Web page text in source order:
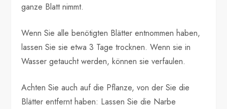
ganze Blatt nimmt.
Wenn Sie alle benötigten Blätter entnommen haben,
lassen Sie sie etwa 3 Tage trocknen. Wenn sie in
Wasser getaucht werden, können sie verfaulen.
Achten Sie auch auf die Pflanze, von der Sie die
Blätter entfernt haben: Lassen Sie die Narbe